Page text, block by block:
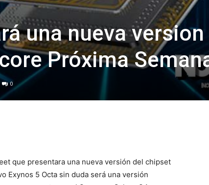
una nueva version
Próxima
0
que presentara una nueva versión del chipset
Exynos 5 Octa sin duda será una versión